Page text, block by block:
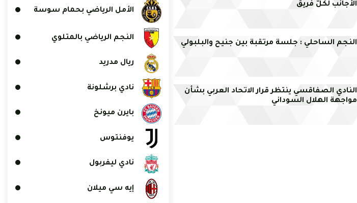
الأجانب لكلّ فريق
النجم الساحلي : جلسة مرتقبة بين جنيح والبلبولي
النادي الصفاقسي ينتظر قرار الاتحاد العربي بشأن
مواجهة الهلال السوداني
الأمل الرياضي بحمام سوسة
النجم الرياضي بالمتلوي
ريال مدريد
نادي برشلونة
بايرن ميونخ
يوفنتوس
نادي ليفربول
إيه سي ميلان